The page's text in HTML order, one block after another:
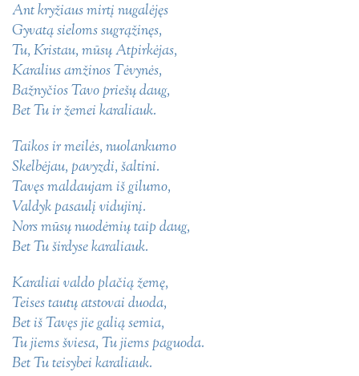
Ant kryžiaus mirtį nugalėjęs
Gyvatą sieloms sugrąžinęs,
Tu, Kristau, mūsų Atpirkėjas,
Karalius amžinos Tėvynės,
Bažnyčios Tavo priešų daug,
Bet Tu ir žemei karaliauk.
Taikos ir meilės, nuolankumo
Skelbėjau, pavyzdi, šaltini.
Tavęs maldaujam iš gilumo,
Valdyk pasaulį vidujinį.
Nors mūsų nuodėmių taip daug,
Bet Tu širdyse karaliauk.
Karaliai valdo plačią žemę,
Teises tautų atstovai duoda,
Bet iš Tavęs jie galią semia,
Tu jiems šviesa, Tu jiems paguoda.
Bet Tu teisybei karaliauk.